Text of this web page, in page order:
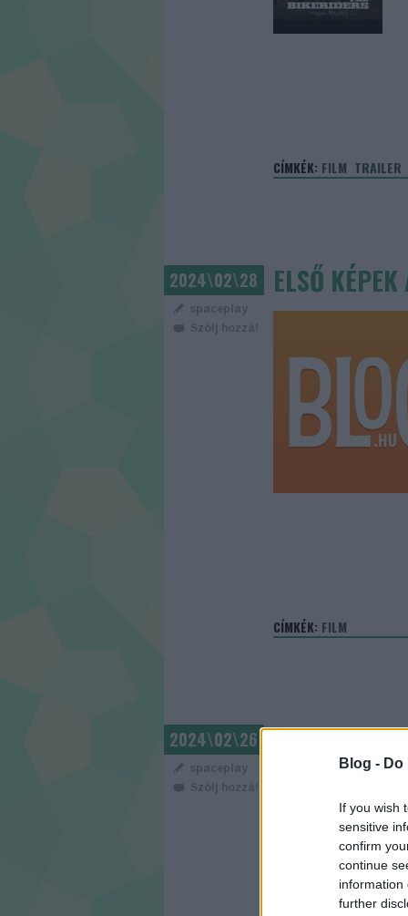
Blog -
If you wish
sensitive
confirm
continue
information
further
CÍMKÉK: FILM TRAILER
2024\02\28
spaceplay
Szólj hozzá!
ELSŐ
CÍMKÉK: FILM
2024\02\26
spaceplay
Szólj hozzá!
HORIZON: